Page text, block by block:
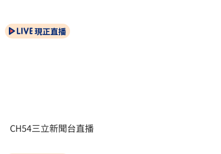
現正直播
CH54三立新聞台直播